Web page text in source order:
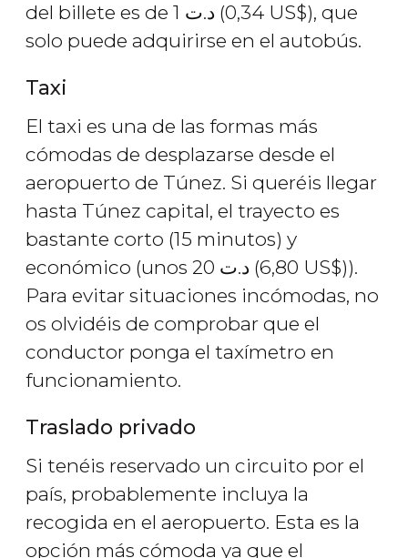
del billete es de 1 د.ت (0,34 US$), que
solo puede adquirirse en el autobús.
Taxi
El taxi es una de las formas más
cómodas de desplazarse desde el
aeropuerto de Túnez. Si queréis llegar
hasta Túnez capital, el trayecto es
bastante corto (15 minutos) y
económico (unos 20 د.ت (6,80 US$)).
Para evitar situaciones incómodas, no
os olvidéis de comprobar que el
conductor ponga el taxímetro en
funcionamiento.
Traslado privado
Si tenéis reservado un circuito por el
país, probablemente incluya la
recogida en el aeropuerto. Esta es la
opción más cómoda ya que el